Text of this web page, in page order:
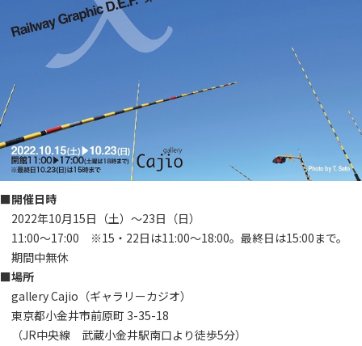
■開催日時
2022年10月15日（土）〜23日（日）
11:00～17:00 ※15・22日は11:00～18:00。最終日は15:00まで。
期間中無休
■場所
gallery Cajio（ギャラリーカジオ）
東京都小金井市前原町 3-35-18
（JR中央線 武蔵小金井駅南口より徒歩5分）